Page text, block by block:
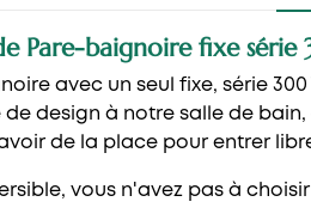
Pare-baignoire fixe
avec un seul fixe, série
design à notre salle de
de la place pour entrer
vous n'avez pas à